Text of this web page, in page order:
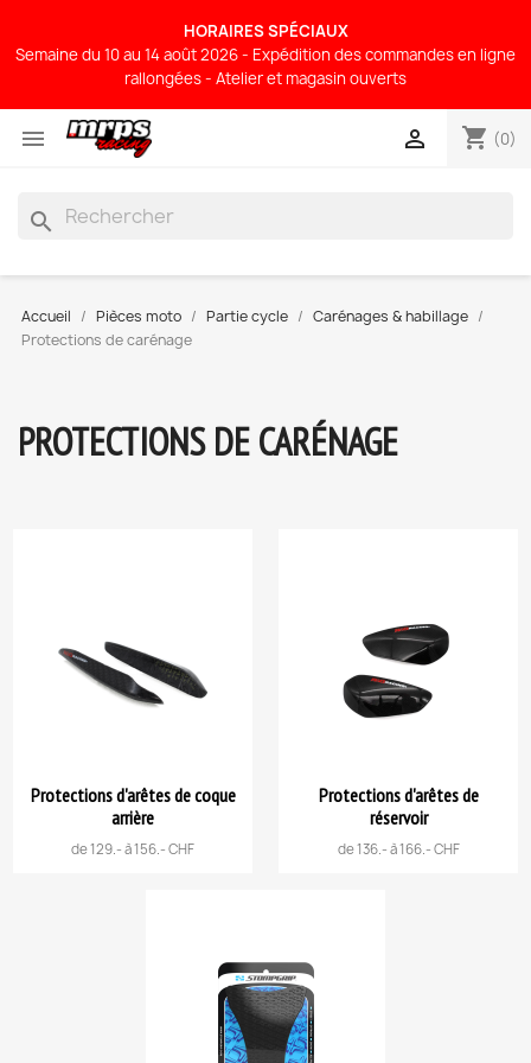
HORAIRES SPÉCIAUX
Semaine du 10 au 14 août 2026 - Expédition des commandes en ligne
rallongées - Atelier et magasin ouverts
 shopping_cart (0)

search
Accueil Pièces moto Partie cycle
Carénages & habillage
Protections de carénage
PROTECTIONS DE CARÉNAGE
Protections d'arêtes de coque
arrière
de 129.- à 156.- CHF
Protections d'arêtes de
réservoir
de 136.- à 166.- CHF